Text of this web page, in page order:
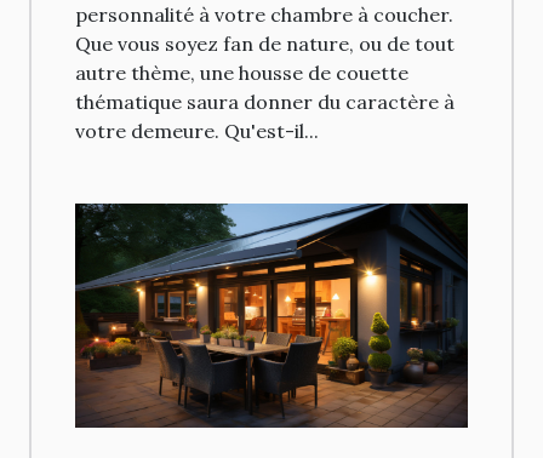
personnalité à votre chambre à coucher.
Que vous soyez fan de nature, ou de tout
autre thème, une housse de couette
thématique saura donner du caractère à
votre demeure. Qu'est-il...